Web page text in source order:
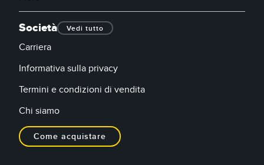
Società Vedi tutto
Carriera
Informativa sulla privacy
Termini e condizioni di vendita
Chi siamo
Come acquistare